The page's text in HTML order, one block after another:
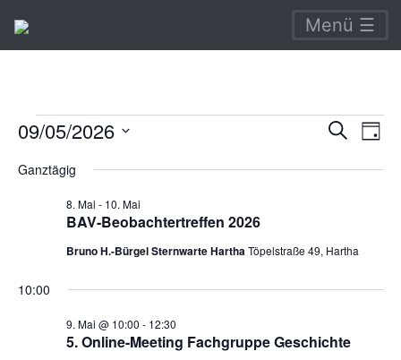
Menü ☰
Veranstaltungen
für
2026
SucheTag
09/05/2026
wählen.
Ganztägig
BAV-Beobachtertreffen 2026
8. Mai - 10. Mai
Bruno H.-Bürgel Sternwarte HarthaTöpelstraße 49, Hartha
10:00
5. Online-Meeting Fachgruppe Geschichte
9. Mai @ 10:00 - 12:30